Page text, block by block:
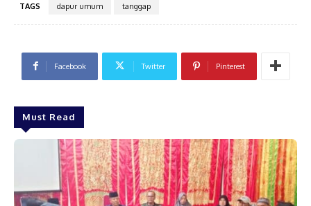
TAGS dapur umum tanggap
Facebook Twitter Pinterest
Must Read